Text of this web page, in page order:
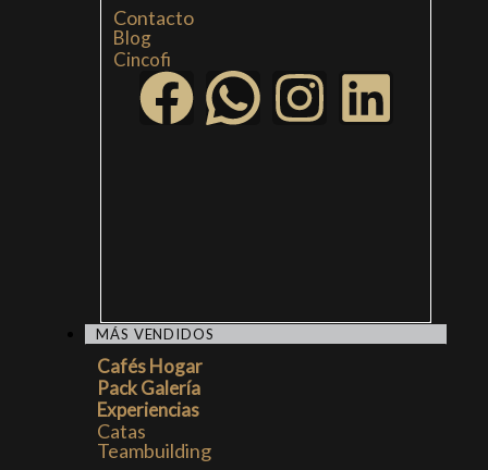
Contacto
Blog
Cincofi
MÁS VENDIDOS
Cafés Hogar
Pack Galería
Experiencias
Catas
Teambuilding